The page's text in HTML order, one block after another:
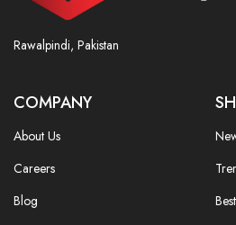
Rawalpindi, Pakistan
COMPANY
About Us
Careers
Blog